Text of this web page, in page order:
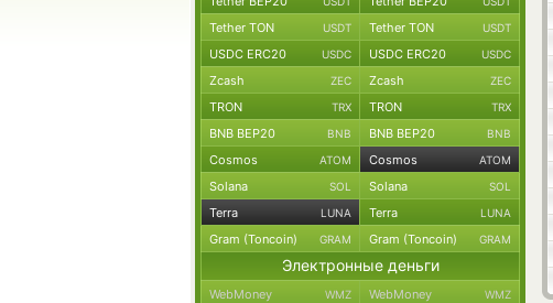
Tether TON USDT Tether TON USDT
USDC ERC20 USDC USDC ERC20 USDC
Zcash ZEC Zcash ZEC
TRON TRX TRON TRX
BNB BEP20 BNB BNB BEP20 BNB
Cosmos ATOM Cosmos ATOM
Solana SOL Solana SOL
Terra LUNA Terra LUNA
Gram (Toncoin) GRAM Gram (Toncoin) GRAM
Электронные деньги
WebMoney WMZ WebMoney WMZ